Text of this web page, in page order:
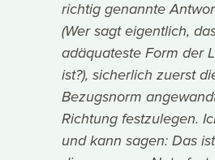
richtig genannte
(Wer sagt eigentlich,
adäquateste Form der
ist?), sicherlich zuerst
Bezugsnorm
Richtung festzulegen.
und kann sagen: Das